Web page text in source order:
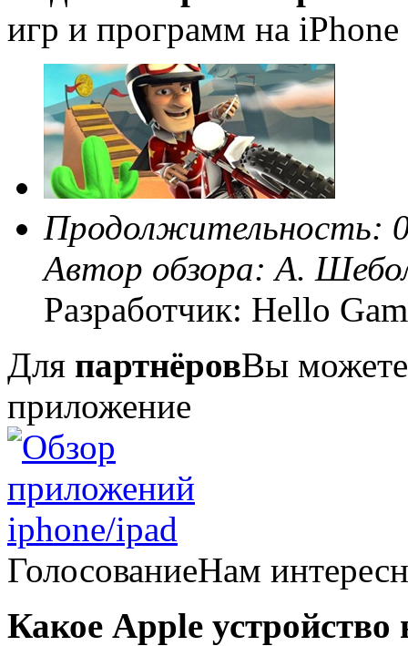
игр и программ на
Продолжительность:
Автор обзора:А.
Разработчик: Hello
Для партнёровВы можете
приложение
ГолосованиеНам
Какое Apple устройство